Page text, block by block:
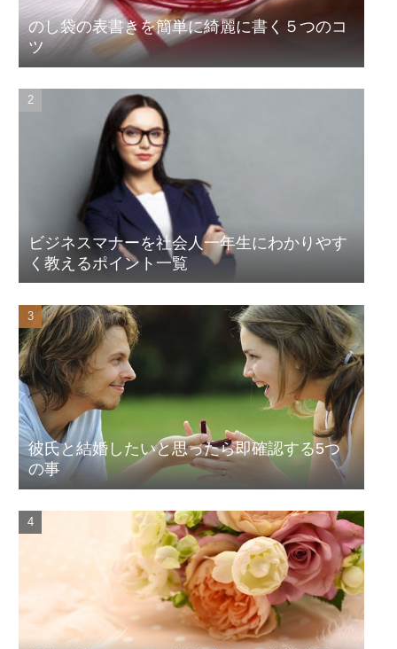
のし袋の表書きを簡単に綺麗に書く５つのコ
ツ
ビジネスマナーを社会人一年生にわかりやす
く教えるポイント一覧
彼氏と結婚したいと思ったら即確認する5つ
の事